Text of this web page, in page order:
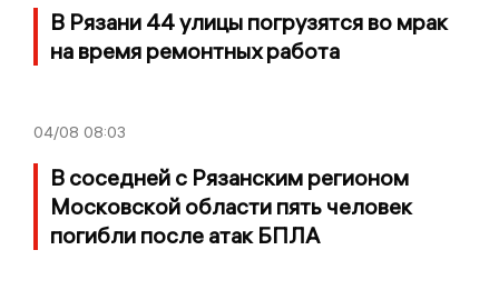
В Рязани 44 улицы погрузятся во мрак
на время ремонтных работа
04/08 08:03
В соседней с Рязанским регионом
Московской области пять человек
погибли после атак БПЛА